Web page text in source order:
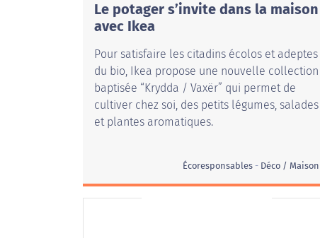
Le potager s’invite dans la maison
avec Ikea
Pour satisfaire les citadins écolos et adeptes
du bio, Ikea propose une nouvelle collection
baptisée “Krydda / Vaxër” qui permet de
cultiver chez soi, des petits légumes, salades
et plantes aromatiques.
Écoresponsables Déco / Maison